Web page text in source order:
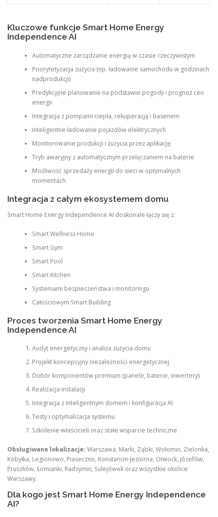
Kluczowe funkcje Smart Home Energy
Independence AI
Automatyczne zarządzanie energią w czasie rzeczywistym
Priorytetyzacja zużycia (np. ładowanie samochodu w godzinach
nadprodukcji)
Predykcyjne planowanie na podstawie pogody i prognoz cen
energii
Integracja z pompami ciepła, rekuperacją i basenem
Inteligentne ładowanie pojazdów elektrycznych
Monitorowanie produkcji i zużycia przez aplikację
Tryb awaryjny z automatycznym przełączaniem na baterie
Możliwość sprzedaży energii do sieci w optymalnych
momentach
Integracja z całym ekosystemem domu
Smart Home Energy Independence AI doskonale łączy się z:
Smart Wellness Home
Smart Gym
Smart Pool
Smart Kitchen
Systemami bezpieczeństwa i monitoringu
Całościowym Smart Building
Proces tworzenia Smart Home Energy
Independence AI
Audyt energetyczny i analiza zużycia domu
Projekt koncepcyjny niezależności energetycznej
Dobór komponentów premium (panele, baterie, inwertery)
Realizacja instalacji
Integracja z inteligentnym domem i konfiguracja AI
Testy i optymalizacja systemu
Szkolenie właścicieli oraz stałe wsparcie techniczne
Obsługiwane lokalizacje: Warszawa, Marki, Ząbki, Wołomin, Zielonka,
Kobyłka, Legionowo, Piaseczno, Konstancin-Jeziorna, Otwock, Józefów,
Pruszków, Łomianki, Radzymin, Sulejówek oraz wszystkie okolice
Warszawy.
Dla kogo jest Smart Home Energy Independence
AI?